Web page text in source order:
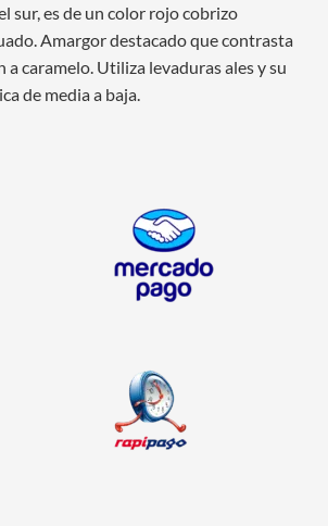
sur, es de un color rojo cobrizo
Amargor destacado que contrasta
a caramelo. Utiliza levaduras ales y su
de media a baja.